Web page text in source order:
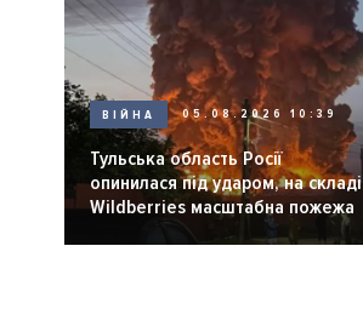
ВІЙНА 05.08.2026 10:39
Тульська область Росії
опинилася під ударом, на складі
Wildberries масштабна пожежа